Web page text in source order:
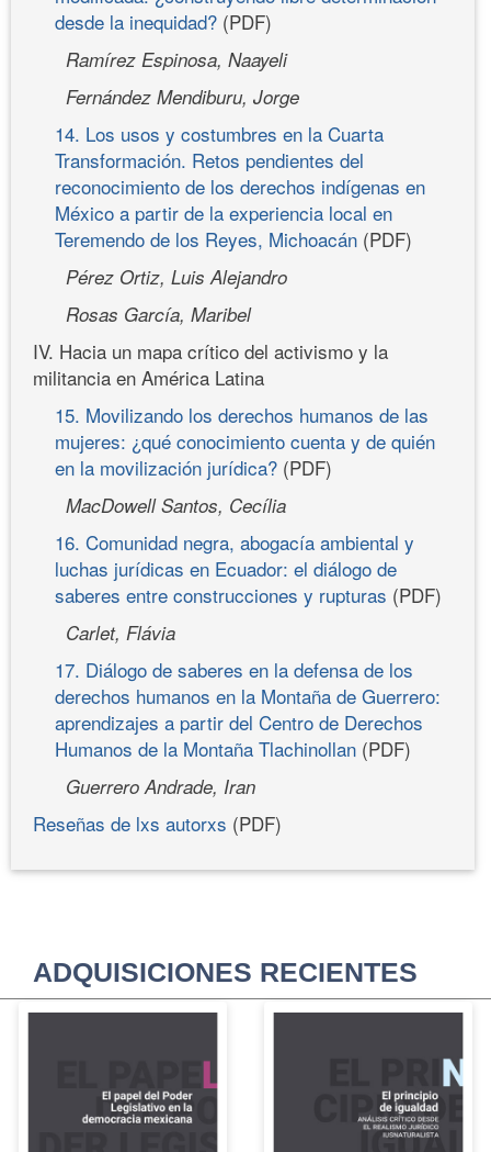
desde la inequidad? (PDF)
Ramírez Espinosa, Naayeli
Fernández Mendiburu, Jorge
14. Los usos y costumbres en la Cuarta
Transformación. Retos pendientes del
reconocimiento de los derechos indígenas en
México a partir de la experiencia local en
Teremendo de los Reyes, Michoacán (PDF)
Pérez Ortiz, Luis Alejandro
Rosas García, Maribel
IV. Hacia un mapa crítico del activismo y la
militancia en América Latina
15. Movilizando los derechos humanos de las
mujeres: ¿qué conocimiento cuenta y de quién
en la movilización jurídica? (PDF)
MacDowell Santos, Cecília
16. Comunidad negra, abogacía ambiental y
luchas jurídicas en Ecuador: el diálogo de
saberes entre construcciones y rupturas (PDF)
Carlet, Flávia
17. Diálogo de saberes en la defensa de los
derechos humanos en la Montaña de Guerrero:
aprendizajes a partir del Centro de Derechos
Humanos de la Montaña Tlachinollan (PDF)
Guerrero Andrade, Iran
Reseñas de lxs autorxs (PDF)
ADQUISICIONES RECIENTES